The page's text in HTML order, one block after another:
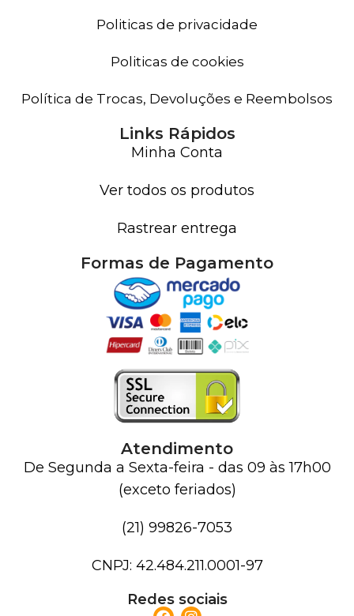
Politicas de privacidade
Politicas de cookies
Política de Trocas, Devoluções e Reembolsos
Links Rápidos
Minha Conta
Ver todos os produtos
Rastrear entrega
Formas de Pagamento
Atendimento
De Segunda a Sexta-feira - das 09 às 17h00
(exceto feriados)
(21) 99826-7053
CNPJ: 42.484.211.0001-97
Redes sociais